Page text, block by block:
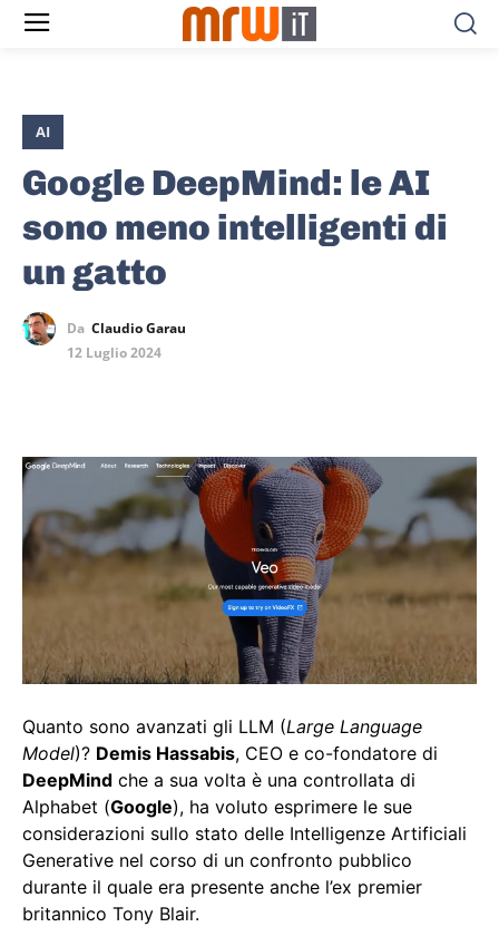
AI
Google DeepMind: le AI
sono meno intelligenti di
un gatto
Da Claudio Garau
12 Luglio 2024
Quanto sono avanzati gli LLM (Large Language
Model)? Demis Hassabis, CEO e co-fondatore di
DeepMind che a sua volta è una controllata di
Alphabet (Google), ha voluto esprimere le sue
considerazioni sullo stato delle Intelligenze Artificiali
Generative nel corso di un confronto pubblico
durante il quale era presente anche l’ex premier
britannico Tony Blair.